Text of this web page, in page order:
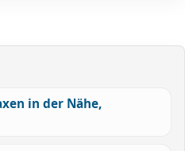
in der Nähe,